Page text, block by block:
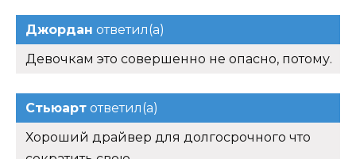
Джордан ответил(а)
Девочкам это совершенно не опасно, потому.
Стьюарт ответил(а)
Хороший драйвер для долгосрочного что